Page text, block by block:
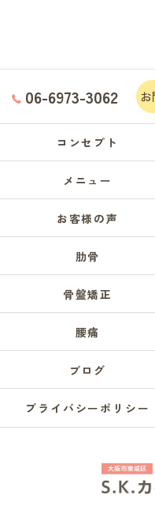
06-6973-3062
コンセプト
メニュー
お客様の声
肋骨
骨盤矯正
腰痛
ブログ
プライバシーポリシー